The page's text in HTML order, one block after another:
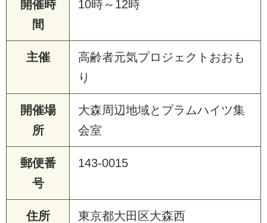
開催時
間
10時～12時
主催
高齢者元気プロジェクトおおも
り
開催場
所
大森周辺地域とプラムハイツ集
会室
郵便番
号
143-0015
住所 東京都大田区大森西